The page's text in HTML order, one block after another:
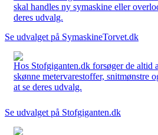
skal handles ny symaskine eller
deres udvalg.
Se udvalget på SymaskineTorvet.dk
Hos Stofgiganten.dk forsøger de altid
skønne metervarestoffer, snitmønstre
at se deres udvalg.
Se udvalget på Stofgiganten.dk